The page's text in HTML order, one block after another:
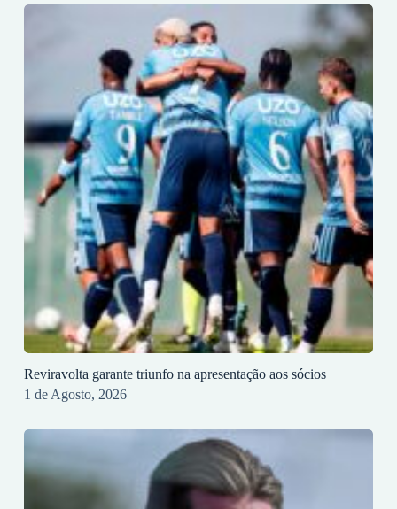
Reviravolta garante triunfo na apresentação aos sócios
1 de Agosto, 2026